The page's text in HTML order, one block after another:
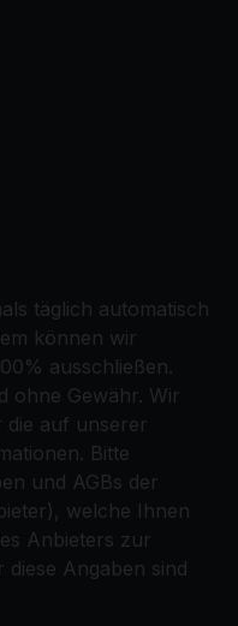
täglich automatisch
können wir
ausschließen.
ohne Gewähr. Wir
die auf unserer
Bitte
und AGBs der
welche Ihnen
Anbieters zur
Angaben sind